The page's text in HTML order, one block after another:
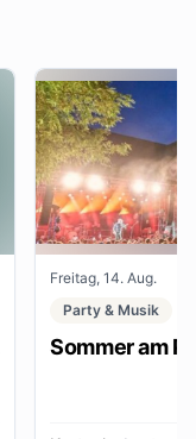
Freitag, 14. Aug.
Party & Musik
Sommer am